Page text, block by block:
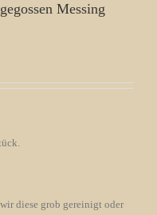
Messing
diese grob gereinigt oder